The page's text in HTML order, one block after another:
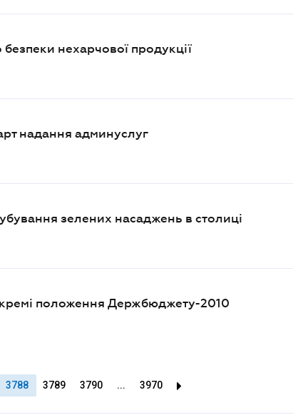
нехарчової продукції
надання админуслуг
зелених насаджень в столиці
положення Держбюджету-2010
3788 3789 3790 ... 3970